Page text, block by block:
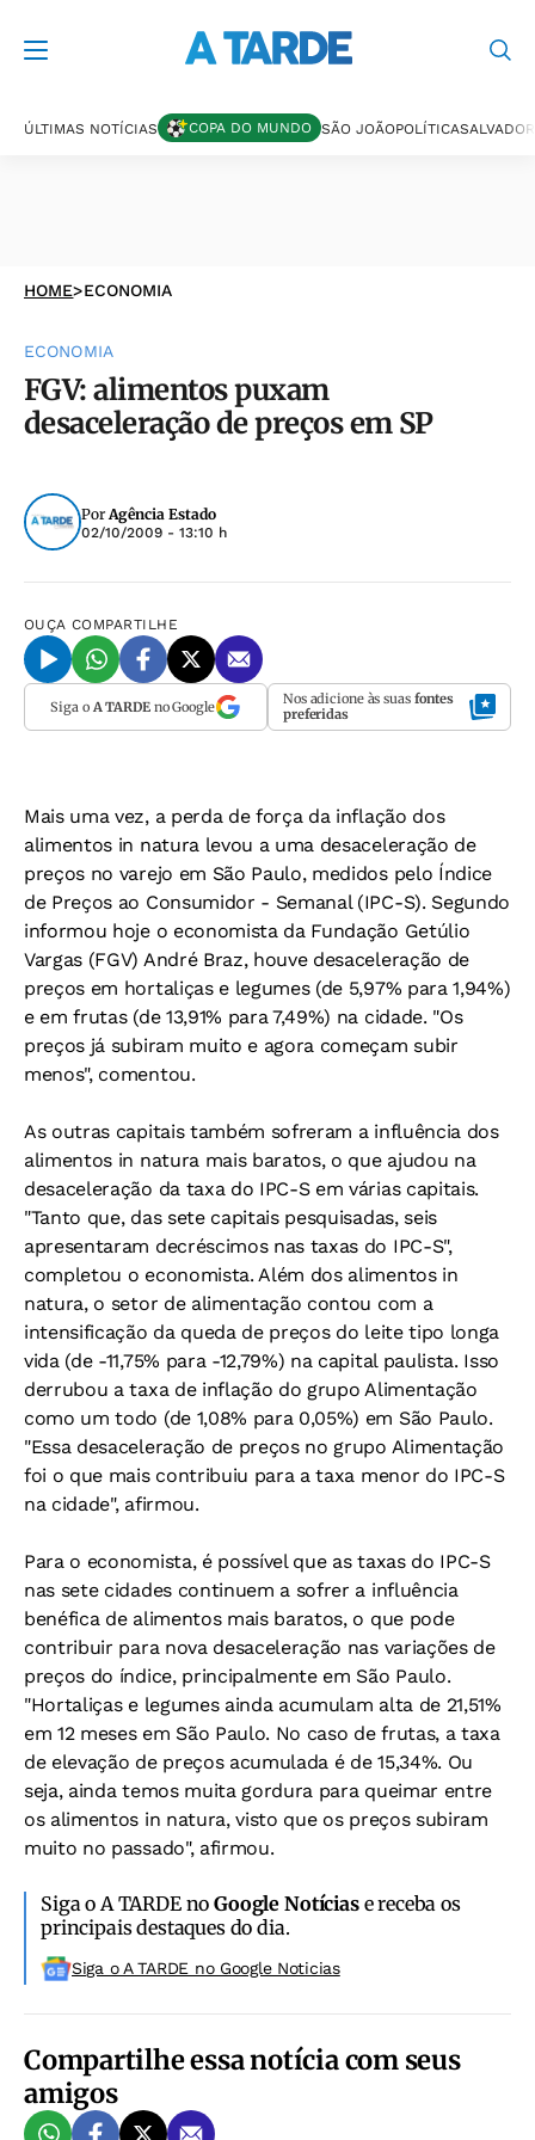
ÚLTIMAS NOTÍCIAS COPA DO MUNDO SÃO JOÃOPOLÍTICASALVADOR
HOME>ECONOMIA
ECONOMIA
FGV: alimentos puxam
desaceleração de preços em SP
PorAgência Estado
02/10/2009 - 13:10 h
OUÇA COMPARTILHE
Siga o A TARDEno Google Nos adicione às suas fontes
preferidas
Mais uma vez, a perda de força da inflação dos
alimentos in natura levou a uma desaceleração de
preços no varejo em São Paulo, medidos pelo Índice
de Preços ao Consumidor - Semanal (IPC-S). Segundo
informou hoje o economista da Fundação Getúlio
Vargas (FGV) André Braz, houve desaceleração de
preços em hortaliças e legumes (de 5,97% para 1,94%)
e em frutas (de 13,91% para 7,49%) na cidade. "Os
preços já subiram muito e agora começam subir
menos", comentou.
As outras capitais também sofreram a influência dos
alimentos in natura mais baratos, o que ajudou na
desaceleração da taxa do IPC-S em várias capitais.
"Tanto que, das sete capitais pesquisadas, seis
apresentaram decréscimos nas taxas do IPC-S",
completou o economista. Além dos alimentos in
natura, o setor de alimentação contou com a
intensificação da queda de preços do leite tipo longa
vida (de -11,75% para -12,79%) na capital paulista. Isso
derrubou a taxa de inflação do grupo Alimentação
como um todo (de 1,08% para 0,05%) em São Paulo.
"Essa desaceleração de preços no grupo Alimentação
foi o que mais contribuiu para a taxa menor do IPC-S
na cidade", afirmou.
Para o economista, é possível que as taxas do IPC-S
nas sete cidades continuem a sofrer a influência
benéfica de alimentos mais baratos, o que pode
contribuir para nova desaceleração nas variações de
preços do índice, principalmente em São Paulo.
"Hortaliças e legumes ainda acumulam alta de 21,51%
em 12 meses em São Paulo. No caso de frutas, a taxa
de elevação de preços acumulada é de 15,34%. Ou
seja, ainda temos muita gordura para queimar entre
os alimentos in natura, visto que os preços subiram
muito no passado", afirmou.
Siga o A TARDE noGoogle Notíciase receba os
principais destaques do dia.
Siga o A TARDE no Google Noticias
Compartilhe essa notícia com seus
amigos